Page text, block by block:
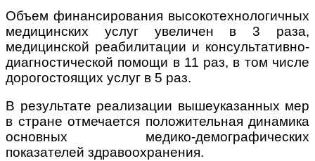
Объем финансирования высокотехнологичных
медицинских услуг увеличен в 3 раза,
медицинской реабилитации и консультативно-
диагностической помощи в 11 раз, в том числе
дорогостоящих услуг в 5 раз.
В результате реализации вышеуказанных мер
в стране отмечается положительная динамика
основных медико-демографических
показателей здравоохранения.